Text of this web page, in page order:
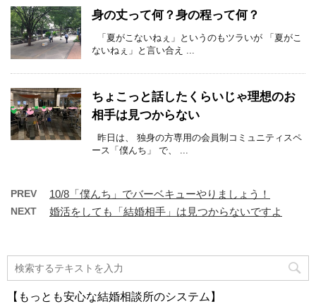
身の丈って何？身の程って何？
「夏がこないねぇ」というのもツラいが 「夏がこ
ないねぇ」と言い合え ...
ちょこっと話したくらいじゃ理想のお
相手は見つからない
昨日は、 独身の方専用の会員制コミュニティスペ
ース「僕んち」 で、 ...
PREV 10/8「僕んち」でバーベキューやりましょう！
NEXT 婚活をしても「結婚相手」は見つからないですよ
【もっとも安心な結婚相談所のシステム】